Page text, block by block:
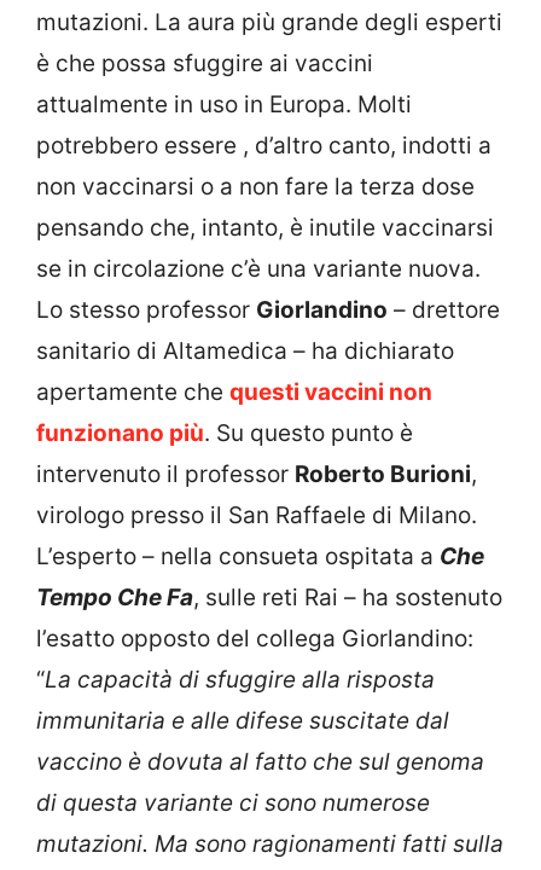
mutazioni. La aura più grande degli esperti
è che possa sfuggire ai vaccini
attualmente in uso in Europa. Molti
potrebbero essere , d’altro canto, indotti a
non vaccinarsi o a non fare la terza dose
pensando che, intanto, è inutile vaccinarsi
se in circolazione c’è una variante nuova.
Lo stesso professor Giorlandino – drettore
sanitario di Altamedica – ha dichiarato
apertamente che questi vaccini non
funzionano più. Su questo punto è
intervenuto il professor Roberto Burioni,
virologo presso il San Raffaele di Milano.
L’esperto – nella consueta ospitata a Che
Tempo Che Fa, sulle reti Rai – ha sostenuto
l’esatto opposto del collega Giorlandino:
“La capacità di sfuggire alla risposta
immunitaria e alle difese suscitate dal
vaccino è dovuta al fatto che sul genoma
di questa variante ci sono numerose
mutazioni. Ma sono ragionamenti fatti sulla